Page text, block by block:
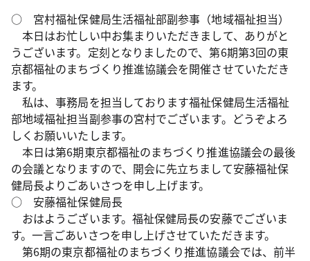
○ 宮村福祉保健局生活福祉部副参事（地域福祉担当）
本日はお忙しい中お集まりいただきまして、ありがと
うございます。定刻となりましたので、第6期第3回の東
京都福祉のまちづくり推進協議会を開催させていただき
ます。
私は、事務局を担当しております福祉保健局生活福祉
部地域福祉担当副参事の宮村でございます。どうぞよろ
しくお願いいたします。
本日は第6期東京都福祉のまちづくり推進協議会の最後
の会議となりますので、開会に先立ちまして安藤福祉保
健局長よりごあいさつを申し上げます。
○ 安藤福祉保健局長
おはようございます。福祉保健局長の安藤でございま
す。一言ごあいさつを申し上げさせていただきます。
第6期の東京都福祉のまちづくり推進協議会では、前半